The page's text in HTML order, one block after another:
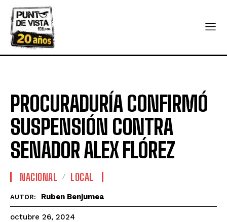
PROCURADURÍA CONFIRMÓ
SUSPENSIÓN CONTRA
SENADOR ALEX FLÓREZ
NACIONAL LOCAL
AUTOR: Ruben Benjumea
octubre 26, 2024